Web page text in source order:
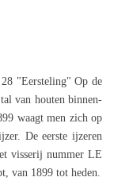
"Eersteling" Op de
van houten binnen-
waagt men zich op
De eerste ijzeren
visserij nummer LE
van 1899 tot heden.